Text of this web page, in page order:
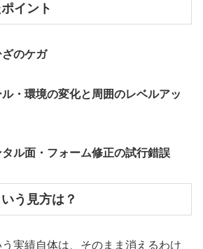
イント
ざのケガ
・環境の変化と周囲のレベルアッ
ル面・フォーム修正の試行錯誤
う見方は？
実績自体は、そのまま消えるわけ